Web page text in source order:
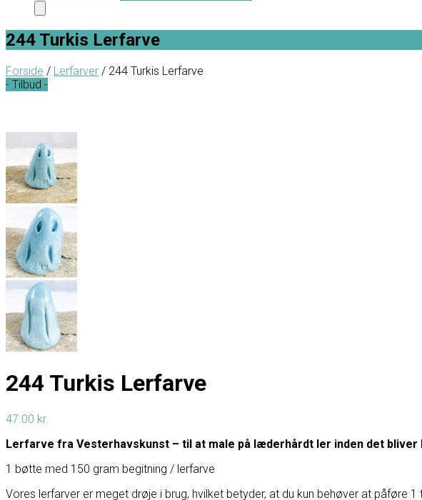
244 Turkis Lerfarve
Forside / Lerfarver / 244 Turkis Lerfarve
- Tilbud -
244 Turkis Lerfarve
47.00 kr.
Lerfarve fra Vesterhavskunst – til at male på læderhårdt ler inden det
1 bøtte med 150 gram begitning / lerfarve
Vores lerfarver er meget drøje i brug, hvilket betyder, at du kun behøver at påføre